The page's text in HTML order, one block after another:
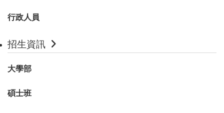
行政人員
招生資訊
大學部
碩士班